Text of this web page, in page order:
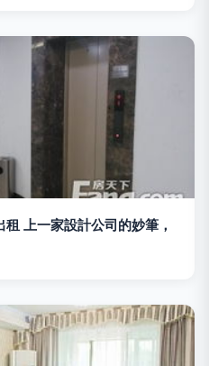
上一家設計公司的妙筆，